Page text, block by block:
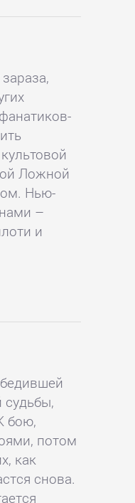
Ложной
Нью-
–
и
бою,
потом
как
снова.